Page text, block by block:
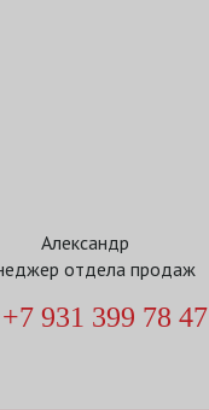
Александр
отдела продаж
+7 931 399 78 47